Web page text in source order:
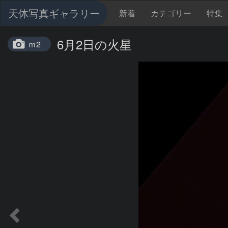
天体写真ギャラリー 新着 カテゴリー 特集
ｍ2 6月2日の火星